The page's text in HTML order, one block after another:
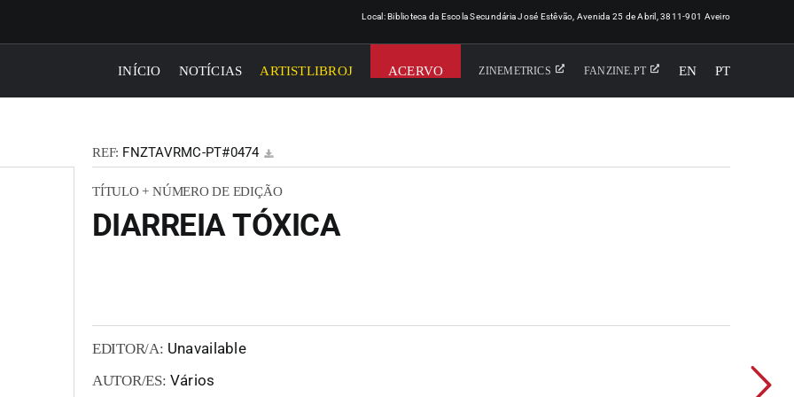
Local: Biblioteca da Escola Secundária José Estêvão, Avenida 25 de Abril, 3811-901 Aveiro
INÍCIO NOTÍCIAS ARTISTLIBROJ ACERVO ZINEMETRICS FANZINE.PT EN PT
REF: FNZTAVRMC-PT#0474
TÍTULO + NÚMERO DE EDIÇÃO
DIARREIA TÓXICA
EDITOR/A: Unavailable
AUTOR/ES: Vários